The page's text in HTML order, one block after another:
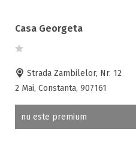
Casa Georgeta
Strada Zambilelor, Nr. 12
2 Mai, Constanta, 907161
nu este premium